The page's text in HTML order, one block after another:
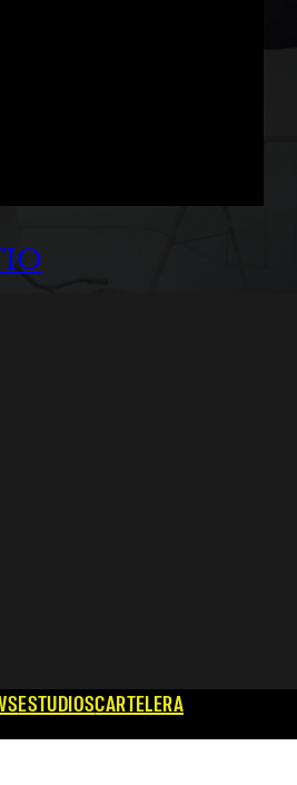
ESTUDIOSCARTELERA